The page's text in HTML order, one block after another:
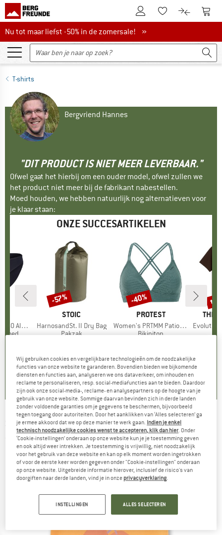
De klantenaccount
Naar deNaar de
Nu tot maar liefst -50% in de zomersale!
Nu tot maar liefst -50% in de zomersale! »
T-shirts
Bergvriend Hannes
"DIT PRODUCT IS NIET MEER LEVERBAAR."
Ofwel gaat het hierbij om een ouder model, ofwel zullen we
het product niet meer bij de fabrikant nabestellen.
Moed houden, we hebben natuurlijk nog alternatieven voor
je klaar staan:
ONZE SUCCESARTIKELEN
Brief
3
)
MERK
STOIC
Artikel
HarnosandSt. II Dry Bag
Productgroep
Pakzak
5,0(2)
Korting
-57%
MERK
PROTEST
Artikel
Women's PRTMM Patio Triangle
Productgroep
Bikinitop
4,9(23)
Korting
-40%
MERK
THE
Artikel
Evolution
tot
SANETTA - Kid's T-Shirt 11921 - T-shirt
(0)
Wij gebruiken cookies en vergelijkbare technologieën om de noodzakelijke
functies van onze website te garanderen. Bovendien bieden we bijkomende
diensten en functies aan, analyseren we ons dataverkeer, om inhouden en
reclame te personaliseren, resp. social-mediafuncties aan te bieden. Daardoor
zijn ook onze social-media-, reclame- en analysepartners op de hoogte van je
gebruik van onze website. Sommige daarvan bevinden zich in derde landen
zonder voldoende garanties om je gegevens te beschermen, bijvoorbeeld
tegen toegang door autoriteiten. Door het aanklikken van ‘Alles selecteren’ ga
je ermee akkoord dat we op deze manier te werk gaan. Indien je enkel
technisch noodzakelijke cookies wenst te accepteren, klik dan hier. Onder
‘Cookie-instellingen’ onderaan op onze website kun je je toestemming geven
en ook altijd weer intrekken. Je toestemming is vrijwillig, niet noodzakelijk
voor het gebruik van deze website en kan op elk moment worden ingetrokken
of voor de eerste keer worden gegeven onder "Cookie-instellingen" onderaan
op onze website. Uitgebreide informatie hierover, inclusief de risico's van
doorgiften naar derde landen, vind je in onze privacyverklaring.
INSTELLINGEN ALLES SELECTEREN